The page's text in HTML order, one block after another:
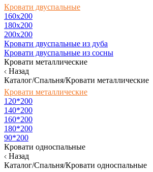
Кровати двуспальные
160х200
180x200
200x200
Кровати двуспальные из дуба
Кровати двуспальные из сосны
Кровати металлические
Назад
Каталог/Спальня/Кровати металлические
Кровати металлические
120*200
140*200
160*200
180*200
90*200
Кровати односпальные
Назад
Каталог/Спальня/Кровати односпальные